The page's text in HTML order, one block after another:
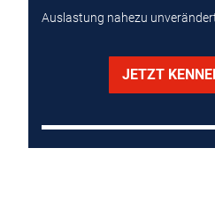
Auslastung nahezu
JETZT